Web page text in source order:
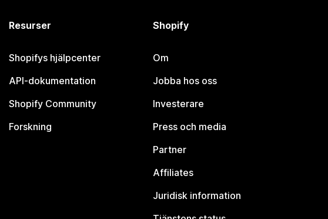
Resurser
Shopifys hjälpcenter
API-dokumentation
Shopify Community
Forskning
Shopify
Om
Jobba hos oss
Investerare
Press och media
Partner
Affiliates
Juridisk information